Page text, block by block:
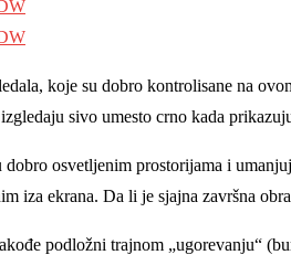
koje su dobro kontrolisane na
sivo umesto crno kada
osvetlјenim prostorijama i
iza ekrana. Da li je sjajna završna
podložni trajnom „ugorevanju“